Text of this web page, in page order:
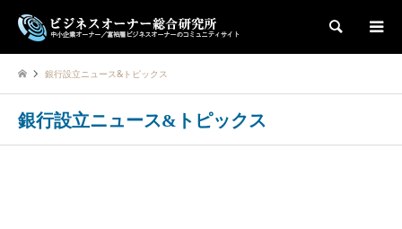
検索
銀行設立ニュース&トピックス
銀行設立ニュース&トピックス